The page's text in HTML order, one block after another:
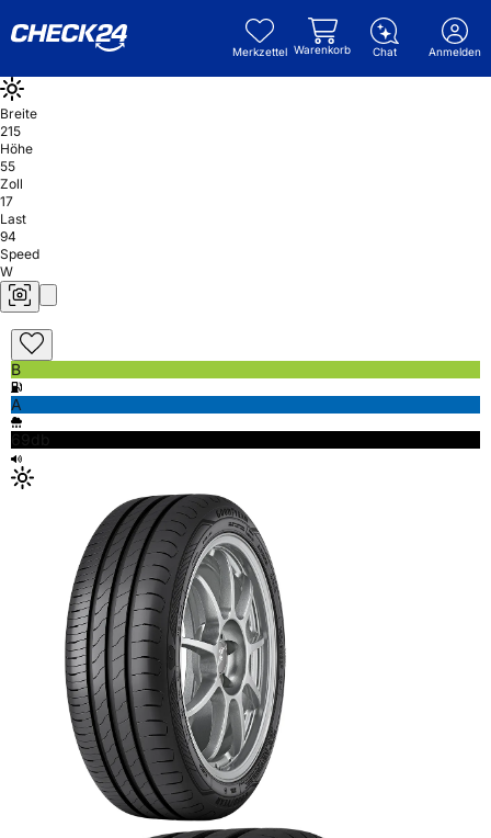
Merkzettel Warenkorb Chat Anmelden
Breite
215
Höhe
55
Zoll
17
Last
94
Speed
W
B
A
69db